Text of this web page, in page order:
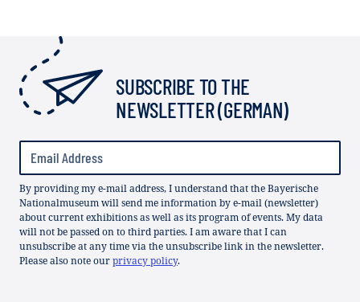
SUBSCRIBE TO THE
NEWSLETTER (GERMAN)
By providing my e-mail address, I understand that the Bayerische
Nationalmuseum will send me information by e-mail (newsletter)
about current exhibitions as well as its program of events. My data
will not be passed on to third parties. I am aware that I can
unsubscribe at any time via the unsubscribe link in the newsletter.
Please also note ourprivacy policy.